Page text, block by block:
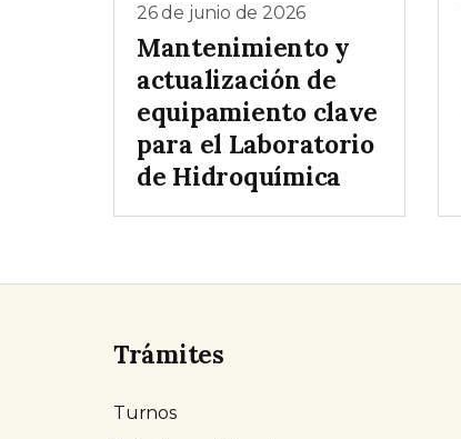
26 de junio de 2026
Mantenimiento y
actualización de
equipamiento clave
para el Laboratorio
de Hidroquímica
Trámites
Turnos